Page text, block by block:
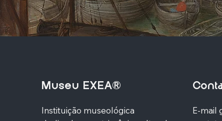
Museu EXEA®
Instituição museológica
E-mail